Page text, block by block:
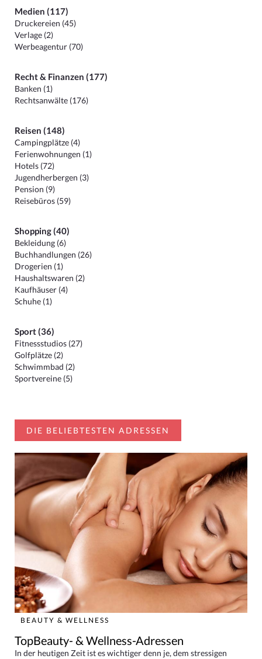
Medien (117)
Druckereien (45)
Verlage (2)
Werbeagentur (70)
Recht & Finanzen (177)
Banken (1)
Rechtsanwälte (176)
Reisen (148)
Campingplätze (4)
Ferienwohnungen (1)
Hotels (72)
Jugendherbergen (3)
Pension (9)
Reisebüros (59)
Shopping (40)
Bekleidung (6)
Buchhandlungen (26)
Drogerien (1)
Haushaltswaren (2)
Kaufhäuser (4)
Schuhe (1)
Sport (36)
Fitnessstudios (27)
Golfplätze (2)
Schwimmbad (2)
Sportvereine (5)
DIE BELIEBTESTEN ADRESSEN
BEAUTY & WELLNESS
TopBeauty- & Wellness-Adressen
In der heutigen Zeit ist es wichtiger denn je, dem stressigen